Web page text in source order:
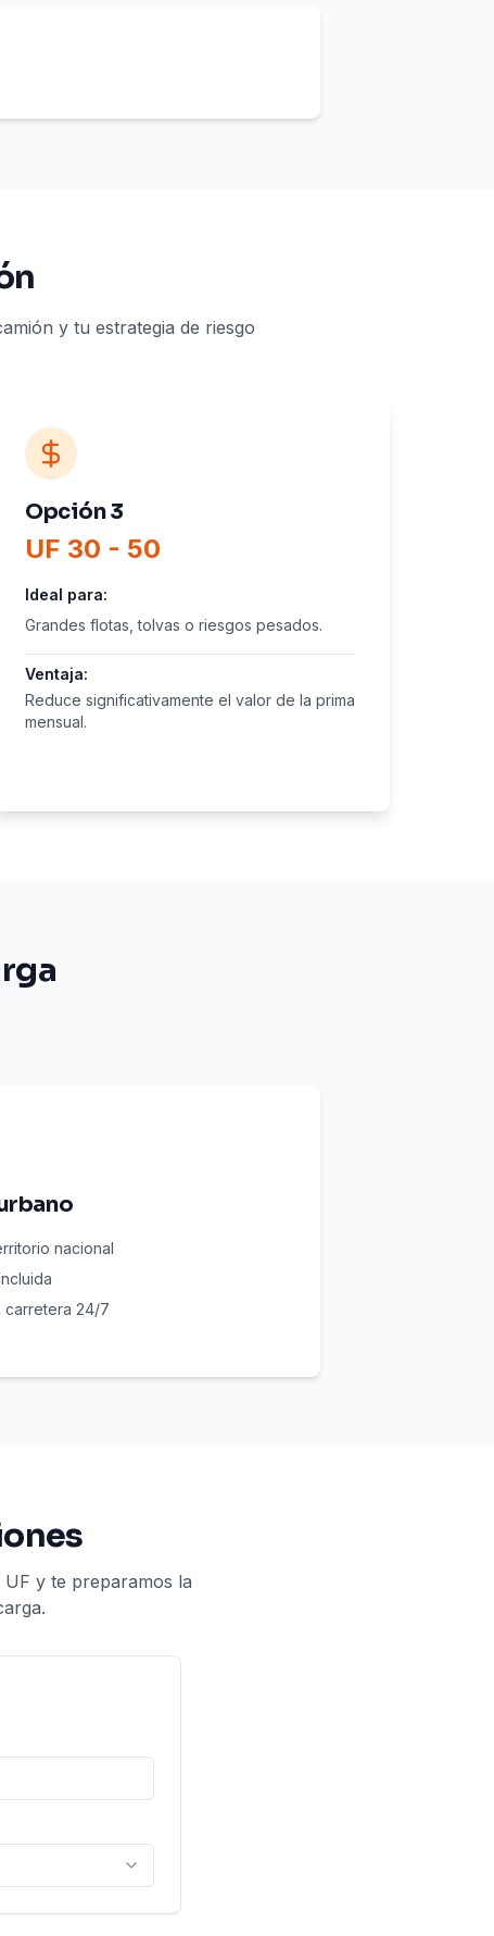
y tu estrategia de riesgo
Opción 3
UF 30 - 50
Ideal para:
Grandes flotas, tolvas o riesgos pesados.
Ventaja:
Reduce significativamente el valor de la prima
mensual.
nacional
carretera 24/7
y te preparamos la